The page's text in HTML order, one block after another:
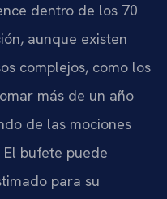
dentro de los 70
aunque existen
complejos, como los
más de un año
de las mociones
El bufete puede
para su